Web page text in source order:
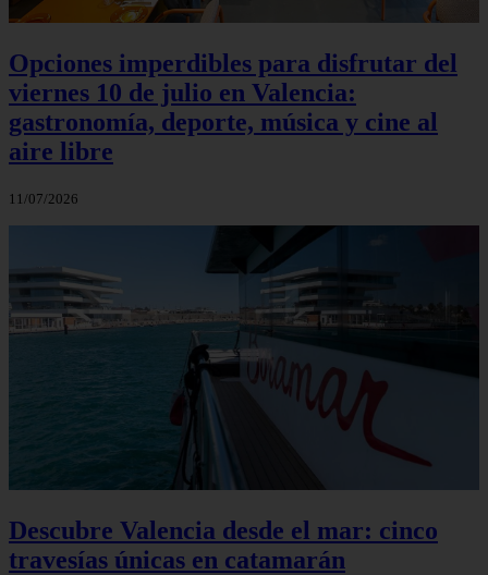
Opciones imperdibles para disfrutar del
viernes 10 de julio en Valencia:
gastronomía, deporte, música y cine al
aire libre
11/07/2026
Descubre Valencia desde el mar: cinco
travesías únicas en catamarán